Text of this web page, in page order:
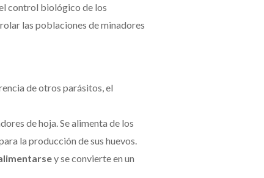
control biológico de los
las poblaciones de minadores
de otros parásitos, el
de hoja. Se alimenta de los
la producción de sus huevos.
y se convierte en un